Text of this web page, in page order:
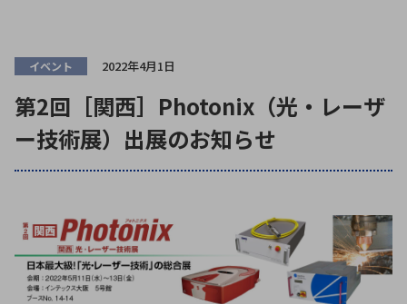
ロボティクス（AI）
データセンタ・クラウド
ミリ波レーダー
ブログ｜ここから始まる最新技術
品質管理・検査
接着・接合
製品製造・加工
レーダ・衛星通信
民生
ICTソリューション
レーザー・光学部品 組込コンピュータ
特定用途向け・その他 サービス
A B
E
F G
I
J K
M
N O
P
U
V W
X
Y
Z
イベント 2022年4月1日
第2回［関西］Photonix（光・レーザ
ー技術展）出展のお知らせ